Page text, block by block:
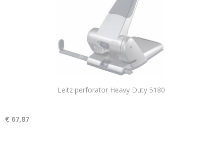
Leitz perforator Heavy Duty 5180
€ 67,87